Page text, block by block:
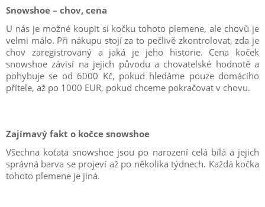
Snowshoe – chov, cena
U nás je možné koupit si kočku tohoto plemene, ale chovů je
velmi málo. Při nákupu stojí za to pečlivě zkontrolovat, zda je
chov zaregistrovaný a jaká je jeho historie. Cena koček
snowshoe závisí na jejich původu a chovatelské hodnotě a
pohybuje se od 6000 Kč, pokud hledáme pouze domácího
přítele, až po 1000 EUR, pokud chceme pokračovat v chovu.
Zajímavý fakt o kočce snowshoe
Všechna koťata snowshoe jsou po narození celá bílá a jejich
správná barva se projeví až po několika týdnech. Každá kočka
tohoto plemene je jiná.